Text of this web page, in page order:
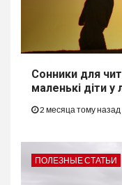
Сонники для
маленькі діти у
2 месяца тому назад
ПОЛЕЗНЫЕ СТАТЬИ